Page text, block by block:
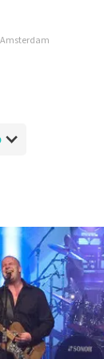
to leave a
not be
Amsterdam
website.
klopt dat onze